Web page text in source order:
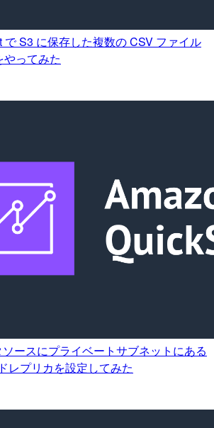
S3 に保存した複数の CSV ファイル
ってみた
ースにプライベートサブネットにある
レプリカを設定してみた